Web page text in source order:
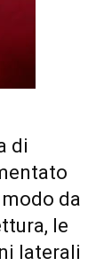
di
da
le
laterali